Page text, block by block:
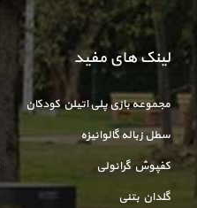
لینک های مفید
مجموعه بازی پلی اتیلن کودکان
سطل زباله گالوانیزه
کفپوش گرانولی
گلدان بتنی